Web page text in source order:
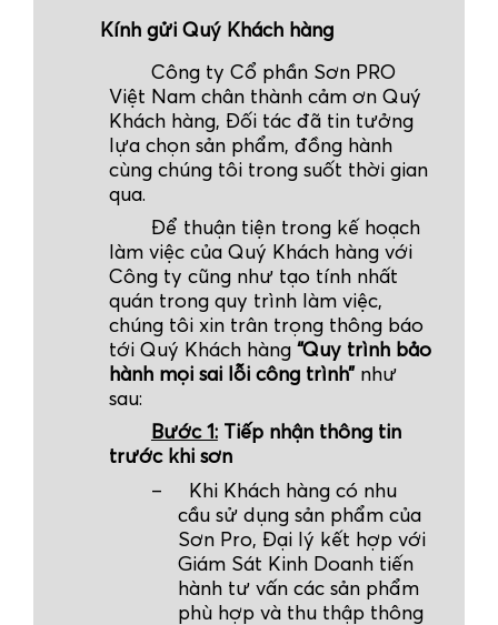
Kính gửi Quý Khách hàng
Công ty Cổ phần Sơn PRO
Việt Nam chân thành cảm ơn Quý
Khách hàng, Đối tác đã tin tưởng
lựa chọn sản phẩm, đồng hành
cùng chúng tôi trong suốt thời gian
qua.
Để thuận tiện trong kế hoạch
làm việc của Quý Khách hàng với
Công ty cũng như tạo tính nhất
quán trong quy trình làm việc,
chúng tôi xin trân trọng thông báo
tới Quý Khách hàng“Quy trình bảo
hành mọi sai lỗi công trình” như
sau:
Bước 1:Tiếp nhận thông tin
trước khi sơn
–
Khi Khách hàng có nhu
cầu sử dụng sản phẩm của
Sơn Pro, Đại lý kết hợp với
Giám Sát Kinh Doanh tiến
hành tư vấn các sản phẩm
phù hợp và thu thập thông